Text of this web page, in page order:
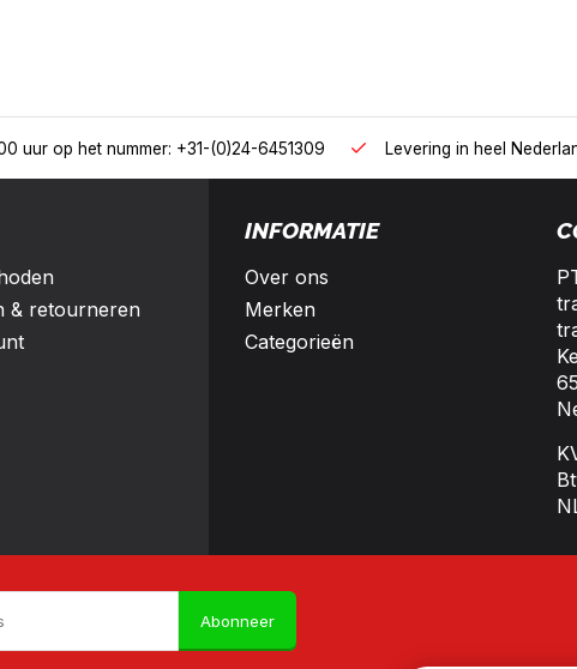
10% korting met een zakelijk account B2B kopen op 30 dagen
& retourneren
INFORMATIE
Over ons
Merken
Categorieën
Abonneer